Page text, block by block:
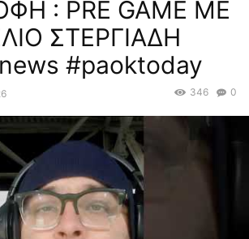
: PRE GAME ΜΕ
ΣΤΕΡΓΙΑΔΗ
#paoktoday
0
346